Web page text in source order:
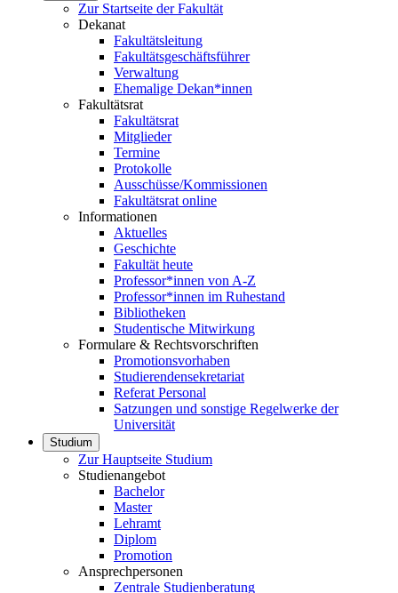
Zur Startseite der Fakultät
Dekanat
Fakultätsleitung
Fakultätsgeschäftsführer
Verwaltung
Ehemalige Dekan*innen
Fakultätsrat
Fakultätsrat
Mitglieder
Termine
Protokolle
Ausschüsse/Kommissionen
Fakultätsrat online
Informationen
Aktuelles
Geschichte
Fakultät heute
Professor*innen von A-Z
Professor*innen im Ruhestand
Bibliotheken
Studentische Mitwirkung
Formulare & Rechtsvorschriften
Promotionsvorhaben
Studierendensekretariat
Referat Personal
Satzungen und sonstige Regelwerke der
Universität
Studium
Zur Hauptseite Studium
Studienangebot
Bachelor
Master
Lehramt
Diplom
Promotion
Ansprechpersonen
Zentrale Studienberatung